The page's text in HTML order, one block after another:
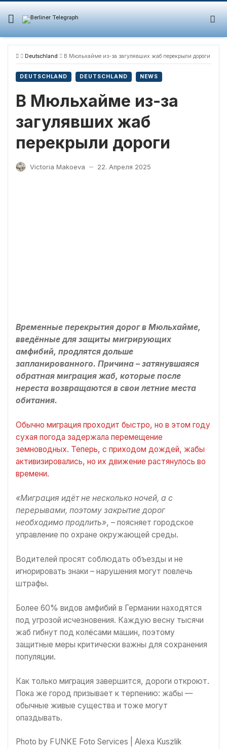
Skip
content
Deutschland В Мюльхайме из-за загулявших жаб перекрыли дороги
DEUTSCHLAND DEUTSCHLAND NEWS
В Мюльхайме из-за
загулявших жаб
перекрыли дороги
Victoria Makoeva — 22. Апреля 2025
Временные перекрытия дорог в Мюльхайме,
введённые для защиты мигрирующих
амфибий, продлятся дольше
запланированного. Причина – затянувшаяся
обратная миграция жаб, которые после
нереста возвращаются в свои летние места
обитания.
Обычно миграция проходит быстро, но в этом году
сухая погода задержала перемещение
земноводных. Теперь, с приходом дождей, жабы
активизировались, но их движение растянулось во
времени.
«Миграция идёт не несколько ночей, а с
перерывами, поэтому закрытие дорог
необходимо продлить», – поясняет городское
управление по охране окружающей среды.
Водителей просят соблюдать объезды и не
игнорировать знаки – нарушения могут повлечь
штрафы.
Более 60% видов амфибий в Германии находятся
под угрозой исчезновения. Каждую весну тысячи
жаб гибнут под колёсами машин, поэтому
защитные меры критически важны для сохранения
популяции.
Как только миграция завершится, дороги откроют.
Пока же город призывает к терпению: жабы —
обычные живые существа и тоже могут
опаздывать.
Photo by FUNKE Foto Services | Alexa Kuszlik